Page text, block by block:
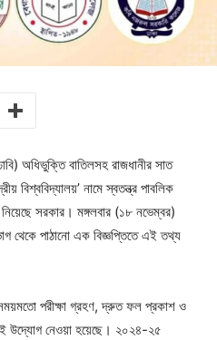
অধিভুক্তি বাতিলসহ রাজধানীর সাত
বিশ্ববিদ্যালয়’ নামে স্বতন্ত্র পাবলিক
নিয়েছে সরকার। মঙ্গলবার (১৮ নভেম্বর)
থেকে পাঠানো এক বিজ্ঞপ্তিতে এই তথ্য
সময়মতো পরীক্ষা গ্রহণ, দ্রুত ফল প্রকাশ ও
উদ্যোগ নেওয়া হয়েছে। ২০২৪-২৫